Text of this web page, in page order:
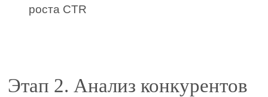
роста CTR
Этап 2. Анализ конкурентов